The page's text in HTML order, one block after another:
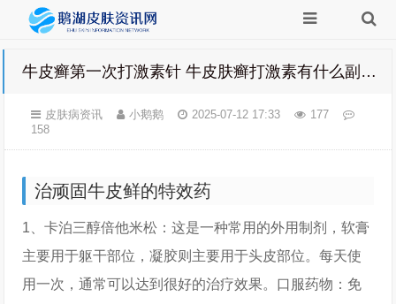
牛皮癣第一次打激素针 牛皮肤癣打激素有什么副作用
皮肤病资讯 小鹅鹅 2025-07-12 17:33
177
158
治顽固牛皮鲜的特效药
1、卡泊三醇倍他米松：这是一种常用的外用制剂，软膏
主要用于躯干部位，凝胶则主要用于头皮部位。每天使
用一次，通常可以达到很好的治疗效果。口服药物：免